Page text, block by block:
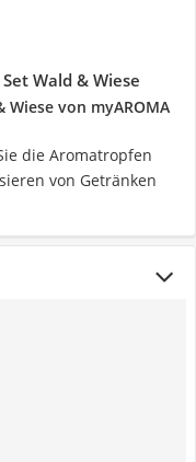
Wald & Wiese
Wiese von myAROMA
die Aromatropfen
von Getränken